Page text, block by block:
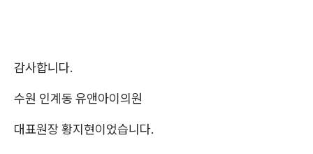
감사합니다.
수원 인계동 유앤아이의원
대표원장 황지현이었습니다.